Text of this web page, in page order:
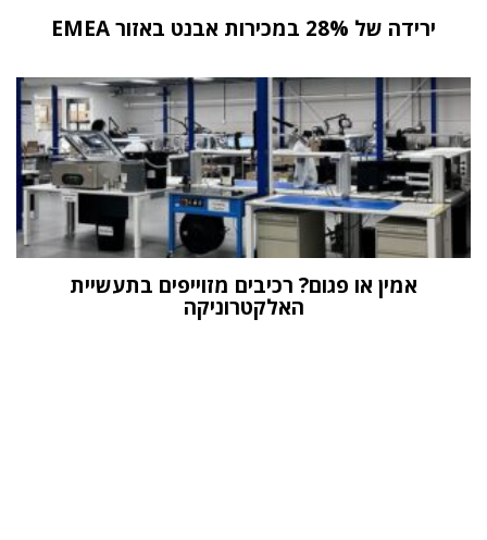
ירידה של 28% במכירות אבנט באזור EMEA
אמין או פגום? רכיבים מזוייפים בתעשיית
האלקטרוניקה